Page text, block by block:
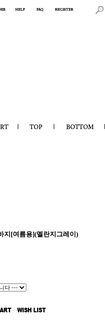
지[여름용](멜란지그레이)